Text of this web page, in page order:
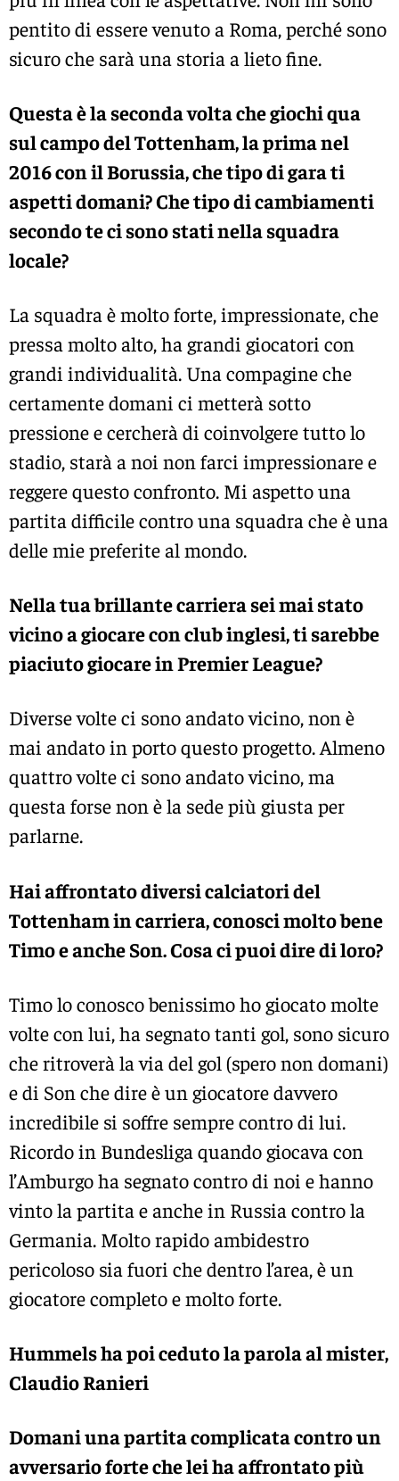
pentito di essere venuto a Roma, perché sono
sicuro che sarà una storia a lieto fine.
Questa è la seconda volta che giochi qua
sul campo del Tottenham, la prima nel
2016 con il Borussia, che tipo di gara ti
aspetti domani? Che tipo di cambiamenti
secondo te ci sono stati nella squadra
locale?
La squadra è molto forte, impressionate, che
pressa molto alto, ha grandi giocatori con
grandi individualità. Una compagine che
certamente domani ci metterà sotto
pressione e cercherà di coinvolgere tutto lo
stadio, starà a noi non farci impressionare e
reggere questo confronto. Mi aspetto una
partita difficile contro una squadra che è una
delle mie preferite al mondo.
Nella tua brillante carriera sei mai stato
vicino a giocare con club inglesi, ti sarebbe
piaciuto giocare in Premier League?
Diverse volte ci sono andato vicino, non è
mai andato in porto questo progetto. Almeno
quattro volte ci sono andato vicino, ma
questa forse non è la sede più giusta per
parlarne.
Hai affrontato diversi calciatori del
Tottenham in carriera, conosci molto bene
Timo e anche Son. Cosa ci puoi dire di loro?
Timo lo conosco benissimo ho giocato molte
volte con lui, ha segnato tanti gol, sono sicuro
che ritroverà la via del gol (spero non domani)
e di Son che dire è un giocatore davvero
incredibile si soffre sempre contro di lui.
Ricordo in Bundesliga quando giocava con
l’Amburgo ha segnato contro di noi e hanno
vinto la partita e anche in Russia contro la
Germania. Molto rapido ambidestro
pericoloso sia fuori che dentro l’area, è un
giocatore completo e molto forte.
Hummels ha poi ceduto la parola al mister,
Claudio Ranieri
Domani una partita complicata contro un
avversario forte che lei ha affrontato più